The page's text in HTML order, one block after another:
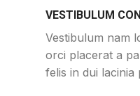
VESTIBULUM
Vestibulum nam
orci placerat a
felis in dui